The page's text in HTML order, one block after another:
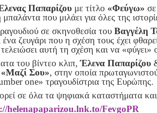
Παπαρίζουμε τίτλο «Φεύγω»
που μιλάει για όλες της
σε σκηνοθεσία του Βαγγέλη
ένα ζευγάρι που η σχέση τους έχει
αυτή τη σχέση και να «φύγει»
του βίντεο κλιπ,Έλενα Παπαρίζου
«Μαζί Σου», στην οποία
one» τραγουδίστρια της Ευρώπης.
σε όλα τα ψηφιακά καταστήματα
helenapaparizou.lnk.to/FevgoPR